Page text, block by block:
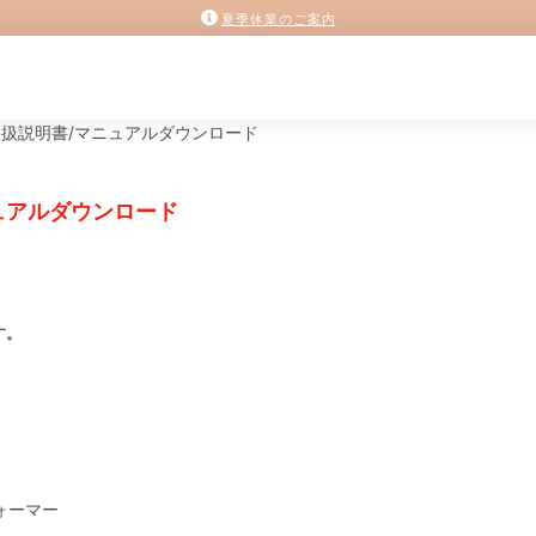
夏季休業のご案内
説明書/マニュアルダウンロード
ルダウンロード
ーマー